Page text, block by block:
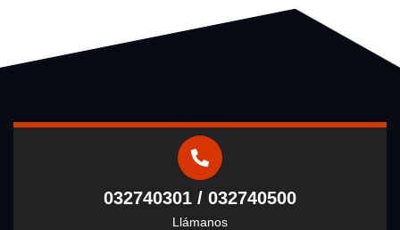
032740301 / 032740500
Llámanos